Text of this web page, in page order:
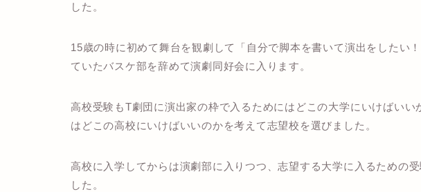
した。
15歳の時に初めて舞台を観劇して「自分で脚本を書いて演出をしたい
ていたバスケ部を辞めて演劇同好会に入ります。
高校受験もT劇団に演出家の枠で入るためにはどこの大学にいけばいい
はどこの高校にいけばいいのかを考えて志望校を選びました。
高校に入学してからは演劇部に入りつつ、志望する大学に入るための
した。